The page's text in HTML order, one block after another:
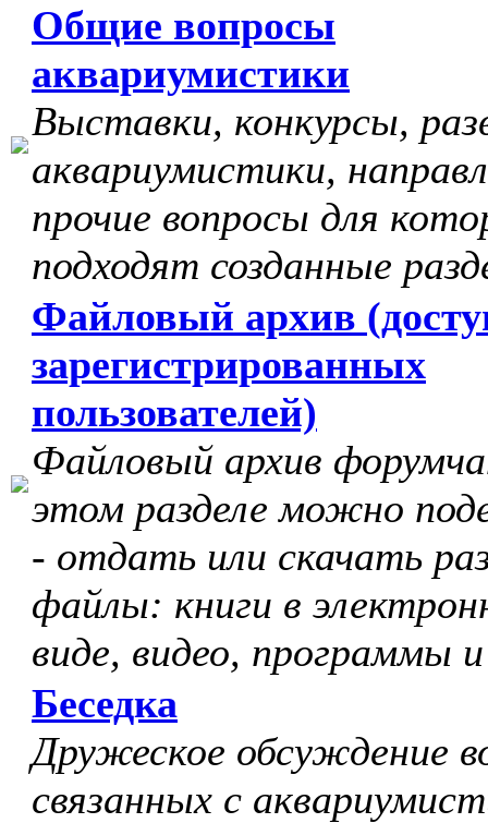
Общие вопросы
аквариумистики
Выставки, конкурсы,
аквариумистики,
прочие вопросы для
подходят созданные
Файловый архив
зарегистрированных
пользователей)
Файловый архив
этом разделе можно
- отдать или скачать
файлы: книги в
виде, видео, программы
Беседка
Дружеское обсуждение
связанных с